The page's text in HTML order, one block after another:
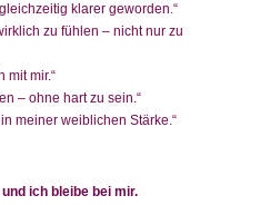
klarer geworden.“
zu fühlen – nicht nur zu
mit mir.“
– ohne hart zu sein.“
meiner weiblichen Stärke.“
und ich bleibe bei mir.